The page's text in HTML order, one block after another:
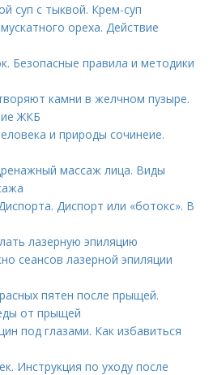
суп с тыквой. Крем-суп
ореха. Действие
Безопасные правила и методики
камни в желчном пузыре.
ЖКБ
и природы сочинеие.
массаж лица. Виды
Диспорт или «ботокс». В
лазерную эпиляцию
сеансов лазерной эпиляции
пятен после прыщей.
от прыщей
под глазами. Как избавиться
Инструкция по уходу после